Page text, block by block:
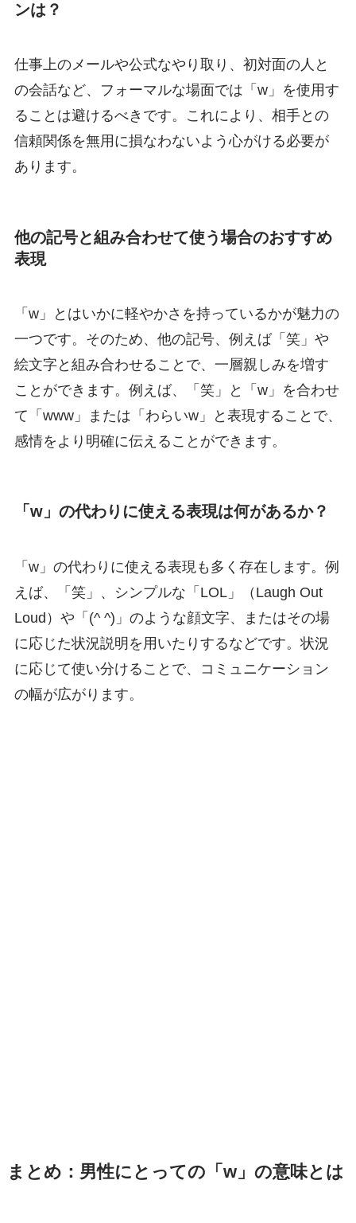
ンは？
仕事上のメールや公式なやり取り、初対面の人と
の会話など、フォーマルな場面では「w」を使用す
ることは避けるべきです。これにより、相手との
信頼関係を無用に損なわないよう心がける必要が
あります。
他の記号と組み合わせて使う場合のおすすめ
表現
「w」とはいかに軽やかさを持っているかが魅力の
一つです。そのため、他の記号、例えば「笑」や
絵文字と組み合わせることで、一層親しみを増す
ことができます。例えば、「笑」と「w」を合わせ
て「www」または「わらいw」と表現することで、
感情をより明確に伝えることができます。
「w」の代わりに使える表現は何があるか？
「w」の代わりに使える表現も多く存在します。例
えば、「笑」、シンプルな「LOL」（Laugh Out
Loud）や「(^ ^)」のような顔文字、またはその場
に応じた状況説明を用いたりするなどです。状況
に応じて使い分けることで、コミュニケーション
の幅が広がります。
まとめ：男性にとっての「w」の意味とは